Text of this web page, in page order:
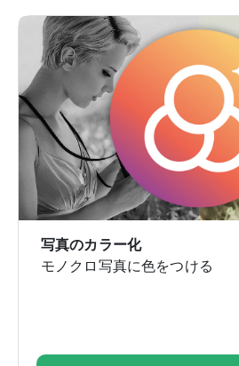
写真のカラー化
モノクロ写真に色をつける